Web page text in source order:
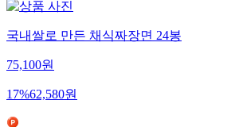
국내쌀로 만든 채식짜장면 24봉
75,100원
17%62,580원